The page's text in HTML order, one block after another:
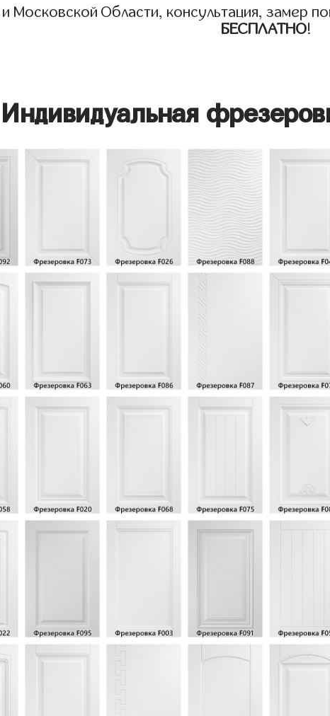
Московской Области, консультация, замер
БЕСПЛАТНО!
Индивидуальная